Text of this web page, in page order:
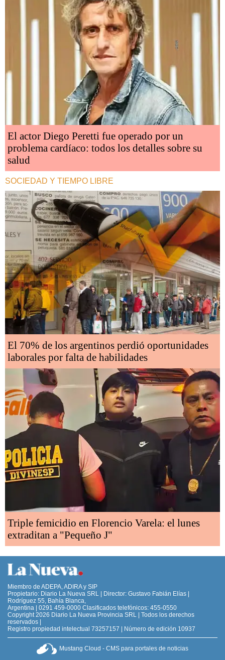
El actor Diego Peretti fue operado por un
problema cardíaco: todos los detalles sobre su
salud
SOCIEDAD Y TIEMPO LIBRE
El 70% de los argentinos perdió oportunidades
laborales por falta de habilidades
Triple femicidio en Florencio Varela: el lunes
extraditan a "Pequeño J"
Miembro de ADEPA, ADIRA y SIP
Propietario: Diario La Nueva SRL | Director: Gustavo Fabián Elías |
Rodríguez 55, Bahía Blanca,
Argentina | 0291 459-0000 Clasificados telefónicos: 455-0550
Copyright 2026 Diario La Nueva Provincia SRL | Todos los derechos
reservados |
Registro propiedad intelectual 73257157 | Número de edición 10937
Mustang Cloud - CMS para portales de noticias